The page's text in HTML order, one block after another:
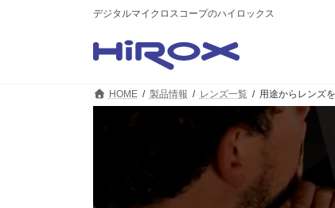
デジタルマイクロスコープのハイロックス
HOME 製品情報 レンズ一覧 用途からレンズ